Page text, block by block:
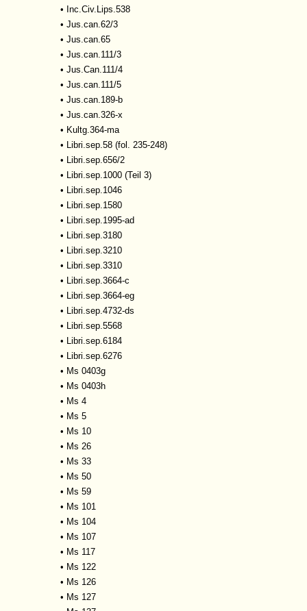
• Inc.Civ.Lips.538
• Jus.can.62/3
• Jus.can.65
• Jus.can.111/3
• Jus.Can.111/4
• Jus.can.111/5
• Jus.can.189-b
• Jus.can.326-x
• Kultg.364-ma
• Libri.sep.58 (fol. 235-248)
• Libri.sep.656/2
• Libri.sep.1000 (Teil 3)
• Libri.sep.1046
• Libri.sep.1580
• Libri.sep.1995-ad
• Libri.sep.3180
• Libri.sep.3210
• Libri.sep.3310
• Libri.sep.3664-c
• Libri.sep.3664-eg
• Libri.sep.4732-ds
• Libri.sep.5568
• Libri.sep.6184
• Libri.sep.6276
• Ms 0403g
• Ms 0403h
• Ms 4
• Ms 5
• Ms 10
• Ms 26
• Ms 33
• Ms 50
• Ms 59
• Ms 101
• Ms 104
• Ms 107
• Ms 117
• Ms 122
• Ms 126
• Ms 127